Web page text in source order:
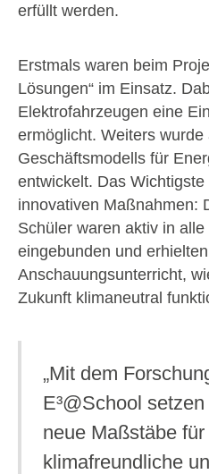
erfüllt werden.
Erstmals waren beim
Lösungen“ im Einsatz.
Elektrofahrzeugen eine
ermöglicht. Weiters
Geschäftsmodells für
entwickelt. Das
innovativen Maßnahmen:
Schüler waren aktiv in
eingebunden und
Anschauungsunterricht,
Zukunft klimaneutral
„Mit dem
E³@School
neue Maßstäbe
klimafreundliche